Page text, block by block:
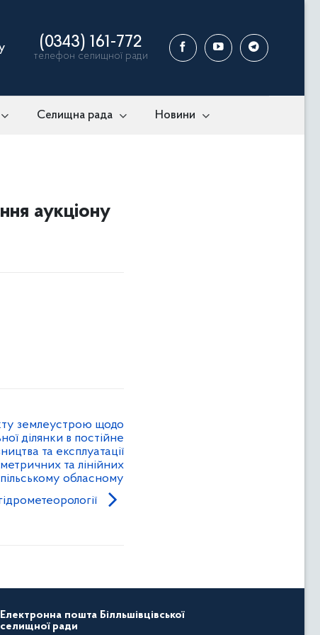
(0343) 161-772
телефон селищної ради
Селищна рада Новини
аукціону
землеустрою щодо
ділянки в постійне
та експлуатації
та лінійних
обласному
Електронна пошта Білльшівцівської
селищної ради